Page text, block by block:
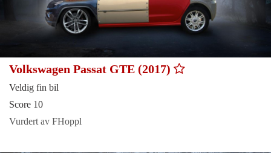
Volkswagen Passat GTE (2017)
Veldig fin bil
Score 10
Vurdert av FHoppl